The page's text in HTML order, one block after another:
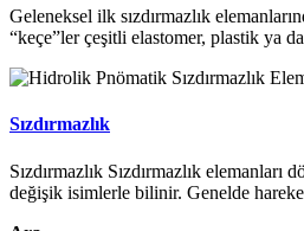
Geleneksel ilk sızdırmazlık
“keçe”ler çeşitli elastomer, plastik ya
Sızdırmazlık
Sızdırmazlık Sızdırmazlık
değişik isimlerle bilinir. Genelde